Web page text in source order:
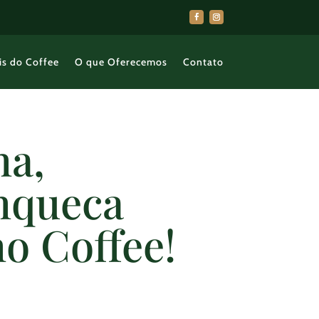
do Coffee O que Oferecemos Contato
Coffee!